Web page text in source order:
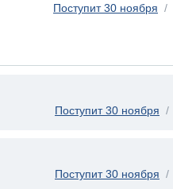
Поступит 30 ноября
Поступит 30 ноября
Поступит 30 ноября